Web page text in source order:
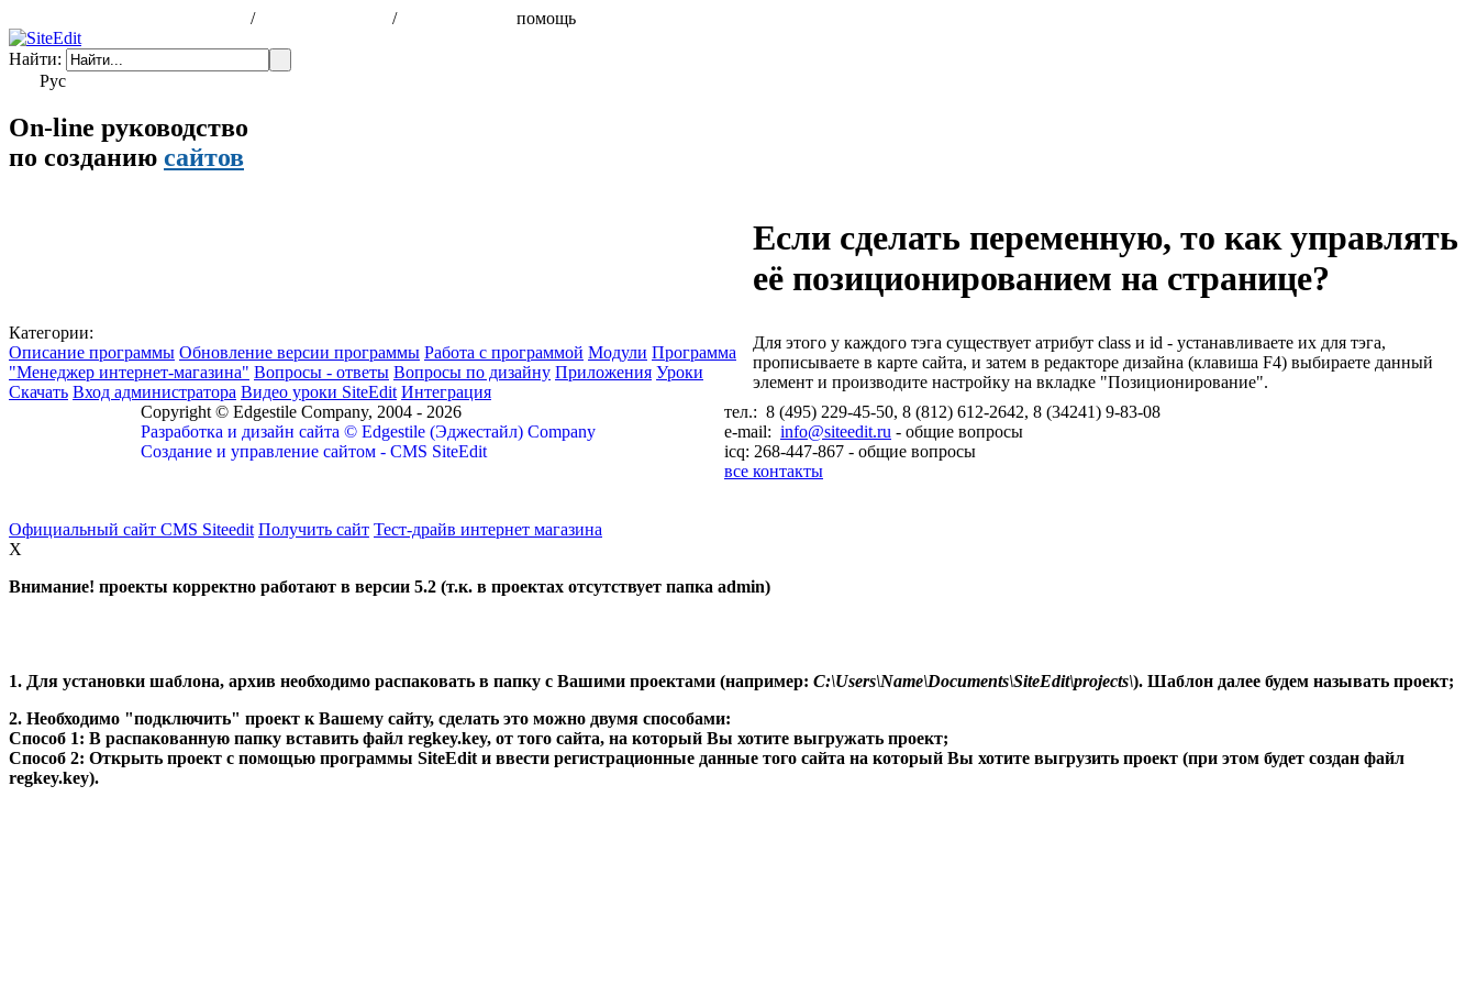
/ / помощь
Найти:
Рус
On-line руководство
по созданию сайтов
Если сделать переменную, то как управлять
её позиционированием на странице?
Категории:
Описание программы Обновление версии программы Работа с программой Модули Программа
"Менеджер интернет-магазина" Вопросы - ответы Вопросы по дизайну Приложения Уроки
Скачать Вход администратора Видео уроки SiteEdit Интеграция
Для этого у каждого тэга существует атрибут class и id - устанавливаете их для тэга,
прописываете в карте сайта, и затем в редакторе дизайна (клавиша F4) выбираете данный
элемент и производите настройку на вкладке "Позиционирование".
Copyright © Edgestile Company, 2004 - 2026
Разработка и дизайн сайта © Edgestile (Эджестайл) Company
Создание и управление сайтом - CMS SiteEdit
тел.: 8 (495) 229-45-50, 8 (812) 612-2642, 8 (34241) 9-83-08
e-mail: info@siteedit.ru - общие вопросы
icq: 268-447-867 - общие вопросы
все контакты
Официальный сайт CMS Siteedit Получить сайт Тест-драйв интернет магазина
X
Внимание! проекты корректно работают в версии 5.2 (т.к. в проектах отсутствует папка admin)
1. Для установки шаблона, архив необходимо распаковать в папку с Вашими проектами (например: C:\Users\Name\Documents\SiteEdit\projects\). Шаблон далее будем называть проект;
2. Необходимо "подключить" проект к Вашему сайту, сделать это можно двумя способами:
Способ 1: В распакованную папку вставить файл regkey.key, от того сайта, на который Вы хотите выгружать проект;
Способ 2: Открыть проект с помощью программы SiteEdit и ввести регистрационные данные того сайта на который Вы хотите выгрузить проект (при этом будет создан файл
regkey.key).